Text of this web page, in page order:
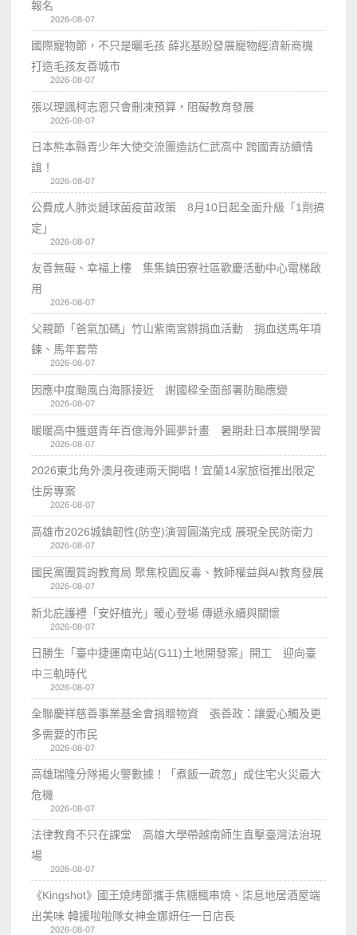
報名
2026-08-07
國際寵物節，不只是曬毛孩 薛兆基盼發展寵物經濟新商機
打造毛孩友善城市
2026-08-07
張以理諷柯志恩只會刪凍預算，阻礙教育發展
2026-08-07
日本熊本縣青少年大使交流團造訪仁武高中 跨國青訪續情
誼！
2026-08-07
公費成人肺炎鏈球菌疫苗政策 8月10日起全面升級「1劑搞
定」
2026-08-07
友善無礙、幸福上樓 集集鎮田寮社區歡慶活動中心電梯啟
用
2026-08-07
父親節「爸氣加碼」竹山紫南宮辦捐血活動 捐血送馬年項
鍊、馬年套幣
2026-08-07
因應中度颱風白海豚接近 謝國樑全面部署防颱應變
2026-08-07
暖暖高中獲選青年百億海外圓夢計畫 暑期赴日本展開學習
2026-08-07
2026東北角外澳月夜連兩天開唱！宜蘭14家旅宿推出限定
住房專案
2026-08-07
高雄市2026城鎮韌性(防空)演習圓滿完成 展現全民防衛力
2026-08-07
國民黨團質詢教育局 聚焦校園反毒、教師權益與AI教育發展
2026-08-07
新北庇護禮「安好植光」暖心登場 傳遞永續與關懷
2026-08-07
日勝生「臺中捷運南屯站(G11)土地開發案」開工 迎向臺
中三軌時代
2026-08-07
全聯慶祥慈善事業基金會捐贈物資 張善政：讓愛心觸及更
多需要的市民
2026-08-07
高雄瑞隆分隊揭火警數據！「煮飯一疏忽」成住宅火災最大
危機
2026-08-07
法律教育不只在課堂 高雄大學帶越南師生直擊臺灣法治現
場
2026-08-07
《Kingshot》國王燒烤節攜手焦糖楓串燒、柒息地居酒屋端
出美味 韓援啦啦隊女神金娜妍任一日店長
2026-08-07